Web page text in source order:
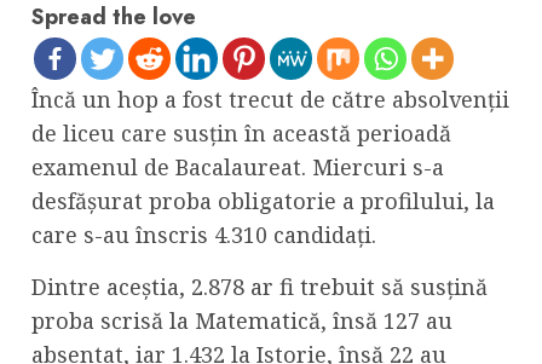
Spread the love
Încă un hop a fost trecut de către absolvenţii
de liceu care susţin în această perioadă
examenul de Bacalaureat. Miercuri s-a
desfăşurat proba obligatorie a profilului, la
care s-au înscris 4.310 candidaţi.
Dintre aceştia, 2.878 ar fi trebuit să susţină
proba scrisă la Matematică, însă 127 au
absentat, iar 1.432 la Istorie, însă 22 au